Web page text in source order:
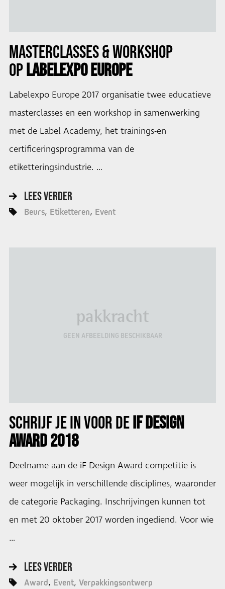
MASTERCLASSES & WORKSHOP
OPLABELEXPO EUROPE
Labelexpo Europe 2017 organisatie twee educatieve
masterclasses en een workshop in samenwerking
met de Label Academy, het trainings-en
certificeringsprogramma van de
etiketteringsindustrie. …
LEES VERDER
Beurs Etiketteren Event
pakkracht
GEEN AFBEELDING BESCHIKBAAR
SCHRIJF JE IN VOOR DEIF DESIGN
AWARD 2018
Deelname aan de iF Design Award competitie is
weer mogelijk in verschillende disciplines, waaronder
de categorie Packaging. Inschrijvingen kunnen tot
en met 20 oktober 2017 worden ingediend. Voor wie
…
LEES VERDER
Award Event Verpakkingsontwerp